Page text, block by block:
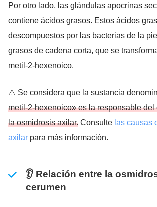
Por otro lado, las glándulas apocrinas
contiene ácidos grasos. Estos ácidos
descompuestos por las bacterias de la
grasos de cadena corta, que se
metil-2-hexenoico.
⚠️ Se considera que la sustancia
metil-2-hexenoico» es la responsable del
la osmidrosis axilar. Consulte las causas
axilar para más información.
👂 Relación entre la
cerumen